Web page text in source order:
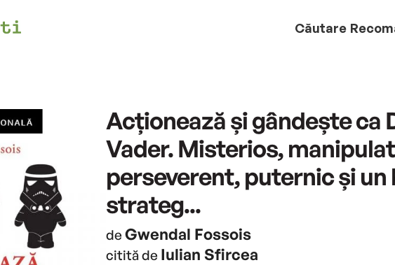
Căutare
Acționează și gândește ca
Vader. Misterios,
perseverent, puternic și un
strateg...
de Gwendal Fossois
citită de Iulian Sfircea